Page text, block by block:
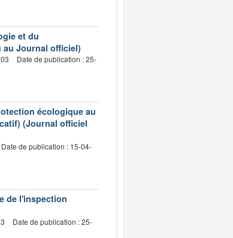
et du
au Journal officiel)
Date de publication : 25-
écologique au
(Journal officiel
Date de publication : 15-04-
de l'inspection
Date de publication : 25-